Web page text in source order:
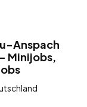
Anspach
Minijobs,